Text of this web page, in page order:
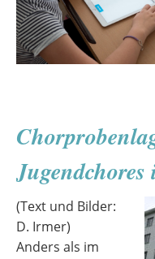
(Text und Bilder:
D. Irmer)
Anders als im